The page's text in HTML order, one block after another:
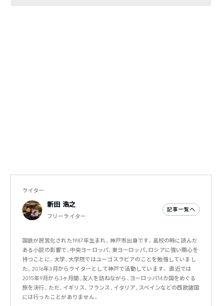
ライター
新田 浩之
フリーライター
記事一覧へ
国鉄が民営化された1987年生まれ。神戸市出身です。高校の時に読んだ
ある小説の影響で、中央ヨーロッパ、東ヨーロッパ、ロシアに強い関心を
持つことに。大学、大学院ではユーゴスラビアのことを勉強していまし
た。2016年3月からライターとして神戸で活動しています。 直近では
2015年9月から3ヶ月間、友人を訪ねながら、ヨーロッパ14カ国をめぐる
旅を決行。ただ、イギリス、フランス、イタリア、スペインなどの西欧諸国
には行ったことがありません。